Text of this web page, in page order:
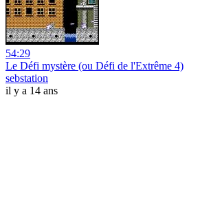
54:29
Le Défi mystère (ou Défi de l'Extrême 4)
sebstation
il y a 14 ans